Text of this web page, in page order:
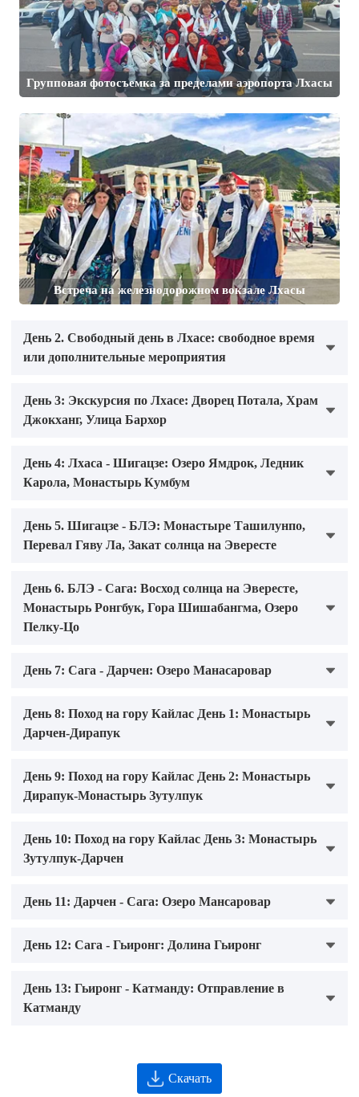
Групповая фотосъемка за пределами аэропорта Лхасы
Встреча на железнодорожном вокзале Лхасы
День 2. Свободный день в Лхасе: свободное время
или дополнительные мероприятия
День 3: Экскурсия по Лхасе: Дворец Потала, Храм
Джокханг, Улица Бархор
День 4: Лхаса - Шигацзе: Озеро Ямдрок, Ледник
Карола, Монастырь Кумбум
День 5. Шигацзе - БЛЭ: Монастыре Ташилунпо,
Перевал Гяву Ла, Закат солнца на Эвересте
День 6. БЛЭ - Сага: Восход солнца на Эвересте,
Монастырь Ронгбук, Гора Шишабангма, Озеро
Пелку-Цо
День 7: Сага - Дарчен: Озеро Манасаровар
День 8: Поход на гору Кайлас День 1: Монастырь
Дарчен-Дирапук
День 9: Поход на гору Кайлас День 2: Монастырь
Дирапук-Монастырь Зутулпук
День 10: Поход на гору Кайлас День 3: Монастырь
Зутулпук-Дарчен
День 11: Дарчен - Сага: Озеро Мансаровар
День 12: Сага - Гьиронг: Долина Гьиронг
День 13: Гьиронг - Катманду: Отправление в
Катманду
Скачать